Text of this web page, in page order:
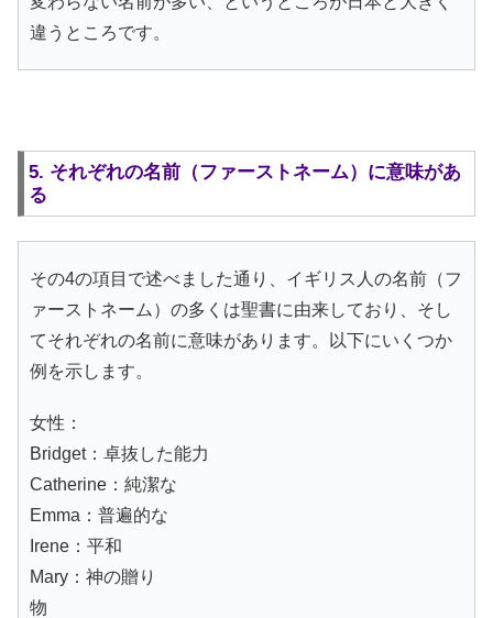
違うところです。
5. それぞれの名前（ファーストネーム）に意味があ
る
その4の項目で述べました通り、イギリス人の名前（フ
ァーストネーム）の多くは聖書に由来しており、そし
てそれぞれの名前に意味があります。以下にいくつか
例を示します。
女性：
Bridget：卓抜した能力
Catherine：純潔な
Emma：普遍的な
Irene：平和
Mary：神の贈り
物